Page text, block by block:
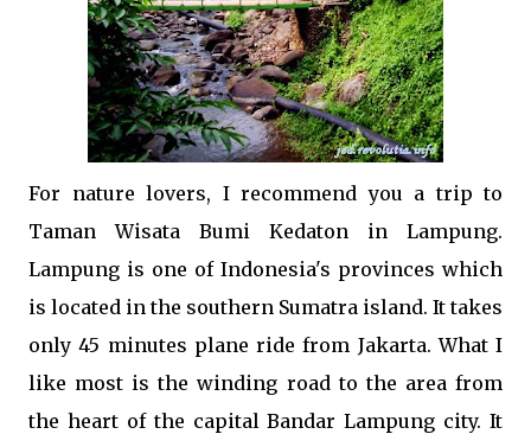
For nature lovers, I recommend you a trip to
Taman Wisata Bumi Kedaton in Lampung.
Lampung is one of Indonesia's provinces which
is located in the southern Sumatra island. It takes
only 45 minutes plane ride from Jakarta. What I
like most is the winding road to the area from
the heart of the capital Bandar Lampung city. It